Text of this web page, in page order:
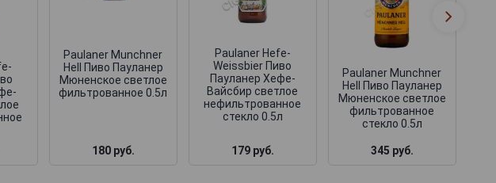
Paulaner Munchner
Hell Пиво Пауланер
Мюненское светлое
фильтрованное 0.5л
180 руб.
Paulaner Hefe-
Weissbier Пиво
Пауланер Хефе-
Вайсбир светлое
нефильтрованное
стекло 0.5л
179 руб.
Paulaner Munchner
Hell Пиво Пауланер
Мюненское светлое
фильтрованное
стекло 0.5л
345 руб.